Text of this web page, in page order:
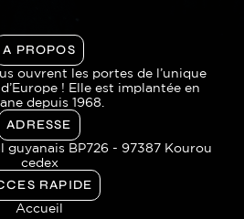
A PROPOS
ouvrent les portes de l’unique
! Elle est implantée en
depuis 1968.
ADRESSE
guyanais BP726 - 97387 Kourou
cedex
RAPIDE
Accueil